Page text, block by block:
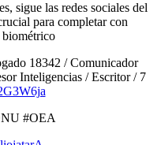
sigue las redes sociales del
para completar con
biométrico
18342 / Comunicador
Inteligencias / Escritor / 7
#OEA